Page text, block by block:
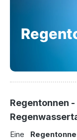
Regentonnen
Eine Regentonne